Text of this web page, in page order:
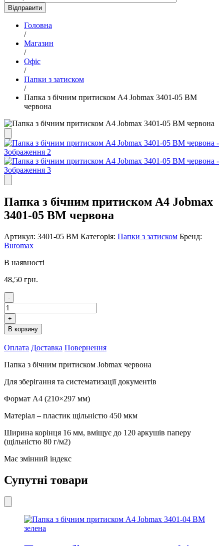
Головна
/
Магазин
/
Офіс
/
Папки з затиском
/
Папка з бічним притиском А4 Jobmax 3401-05 BM
червона
Папка з бічним притиском А4 Jobmax
3401-05 BM червона
Артикул: 3401-05 BM Категорія: Папки з затиском Бренд:
Buromax
В наявності
48,50 грн.
-
Папка
з
бічним
притиском
Jobmax
3401-
05
BM
червона
кількість
+
В корзину
Оплата Доставка Повернення
Папка з бічним притиском Jobmax червона
Для зберігання та систематизації документів
Формат А4 (210×297 мм)
Матеріал – пластик щільністю 450 мкм
Ширина корінця 16 мм, вміщує до 120 аркушів паперу
(щільністю 80 г/м2)
Має змінний індекс
Супутні товари